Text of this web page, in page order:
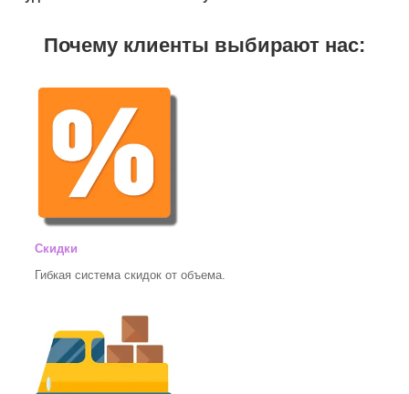
Почему клиенты выбирают нас:
Скидки
Гибкая система скидок от объема.